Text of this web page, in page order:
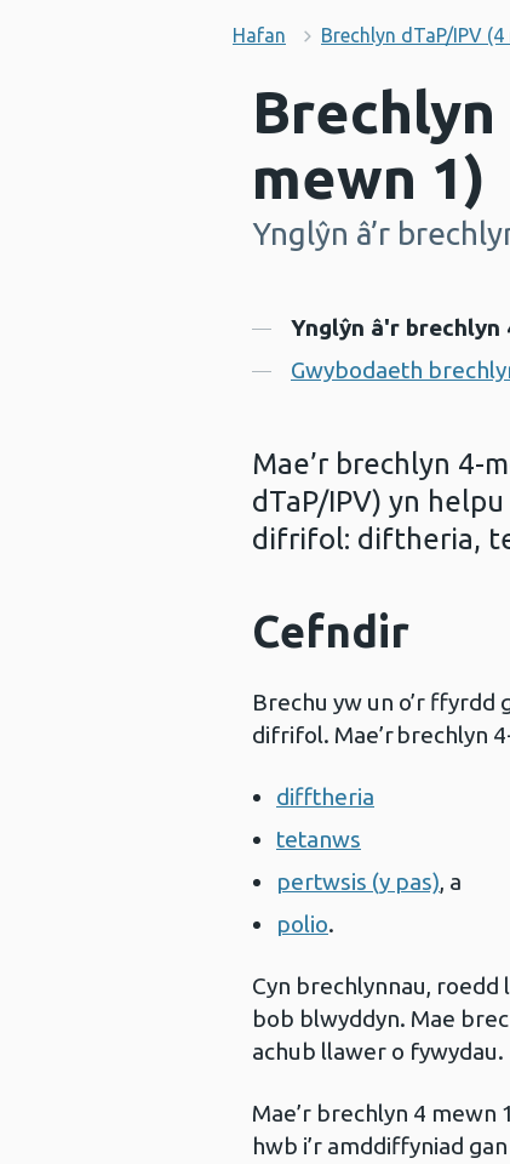
Hafan Brechlyn dTaP/IPV (4
Brechlyn
mewn 1)
-
Ynglŷn â’r
Cynnwys
Ynglŷn â'r brechlyn
Gwybodaeth
Mae’r brechlyn 4-
dTaP/IPV) yn
difrifol: diftheria,
Cefndir
Brechu yw un o’r ffyrdd
difrifol. Mae’r brechlyn
difftheria
tetanws
pertwsis (y pas), a
polio.
Cyn brechlynnau, roedd
bob blwyddyn. Mae
achub llawer o fywydau.
Mae’r brechlyn 4 mewn
hwb i’r amddiffyniad